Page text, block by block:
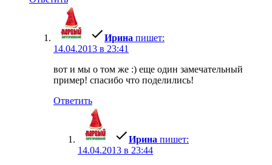
Ирина пишет:
14.04.2013 в 23:41
вот и мы о том же :) еще один замечательный
пример! спасибо что поделились!
Ответить
Ирина пишет:
14.04.2013 в 23:44